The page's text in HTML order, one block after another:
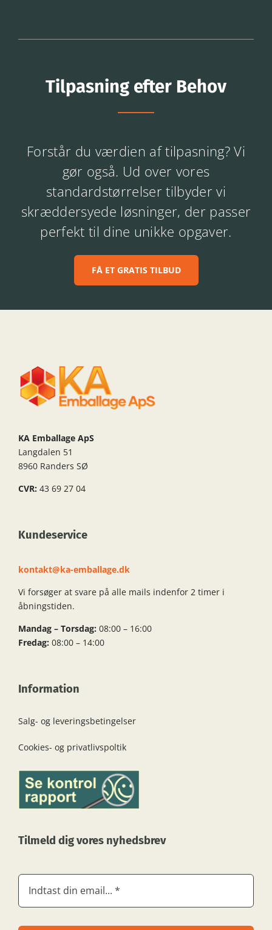
Tilpasning efter Behov
Forstår du værdien af tilpasning? Vi
gør også. Ud over vores
standardstørrelser tilbyder vi
skræddersyede løsninger, der passer
perfekt til dine unikke opgaver.
FÅ ET GRATIS TILBUD
KA Emballage ApS
Langdalen 51
8960 Randers SØ
CVR: 43 69 27 04
Kundeservice
kontakt@ka-emballage.dk
Vi forsøger at svare på alle mails indenfor 2 timer i
åbningstiden.
Mandag – Torsdag: 08:00 – 16:00
Fredag: 08:00 – 14:00
Information
Salg- og leveringsbetingelser
Cookies- og privatlivspoltik
Tilmeld dig vores nyhedsbrev